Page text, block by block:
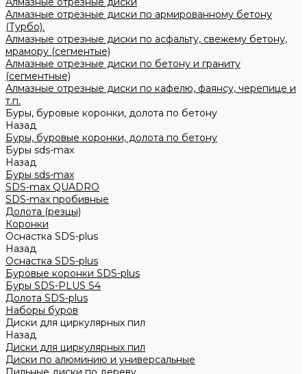
Алмазные отрезные диски по армированному бетону
(Турбо).
Алмазные отрезные диски по асфальту, свежему бетону,
мрамору (сегментые)
Алмазные отрезные диски по бетону и граниту
(сегментные)
Алмазные отрезные диски по кафелю, фаянсу, черепице и
т.п.
Буры, буровые коронки, долота по бетону
Назад
Буры, буровые коронки, долота по бетону
Буры sds-max
Назад
Буры sds-max
SDS-max QUADRO
SDS-max пробивные
Долота (резцы)
Коронки
Оснастка SDS-plus
Назад
Оснастка SDS-plus
Буровые коронки SDS-plus
Буры SDS-PLUS S4
Долота SDS-plus
Наборы буров
Диски для циркулярных пил
Назад
Диски для циркулярных пил
Диски по алюминию и универсальные